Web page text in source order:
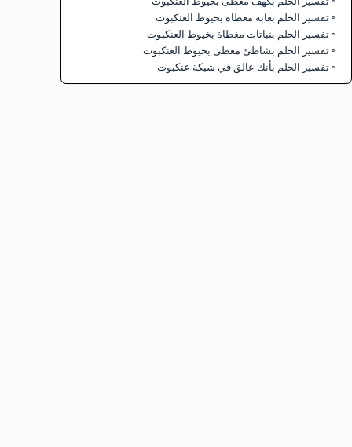
تفسير الحلم بغابة مغطاة بخيوط العنكبوت
تفسير الحلم بنباتات مغطاة بخيوط العنكبوت
تفسير الحلم بشاطئ مغطى بخيوط العنكبوت
تفسير الحلم بأنك عالق في شبكة عنكبوت